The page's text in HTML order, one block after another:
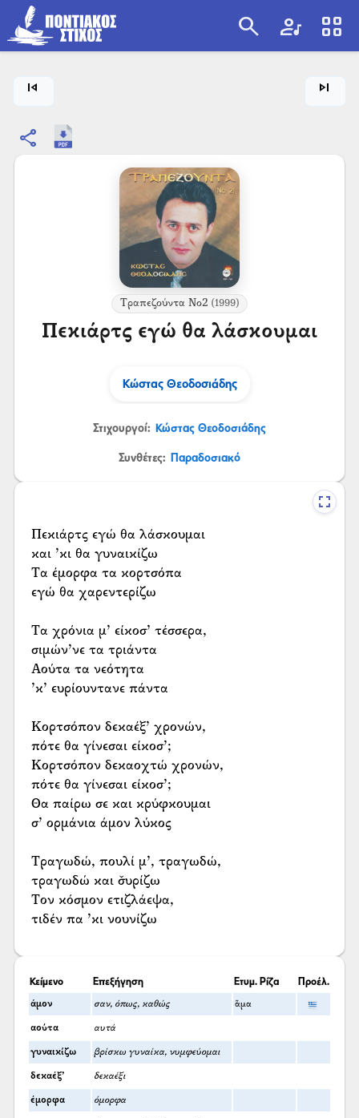
search artist view_cozy
skip_previous skip_next
share
Τραπεζούντα Νο2 (1999)
Πεκιάρτς εγώ θα λάσκουμαι
Κώστας Θεοδοσιάδης
Στιχουργοί: Κώστας Θεοδοσιάδης
Συνθέτες: Παραδοσιακό
Πεκιάρτς εγώ θα λάσκουμαι
και ’κι θα γυναικίζω
Τα έμορφα τα κορτσόπα
εγώ θα χαρεντερίζω
Τα χρόνια μ’ είκοσ’ τέσσερα,
σιμών’νε τα τριάντα
Αούτα τα νεότητα
’κ’ ευρίουντανε πάντα
Κορτσόπον δεκαέξ’ χρονών,
πότε θα γίνεσαι είκοσ’;
Κορτσόπον δεκαοχτώ χρονών,
πότε θα γίνεσαι είκοσ’;
Θα παίρω σε και κρύφκουμαι
σ’ ορμάνια άμον λύκος
Τραγωδώ, πουλί μ’, τραγωδώ,
τραγωδώ και σ̌υρίζω
Τον κόσμον ετιζλάεψα,
τιδέν πα ’κι νουνίζω
Κείμενο Επεξήγηση Ετυμ. Ρίζα Προέλ.
άμον σαν, όπως, καθώς ἅμα
αούτα αυτά
γυναικίζω βρίσκω γυναίκα, νυμφεύομαι
δεκαέξ’ δεκαέξι
έμορφα όμορφα